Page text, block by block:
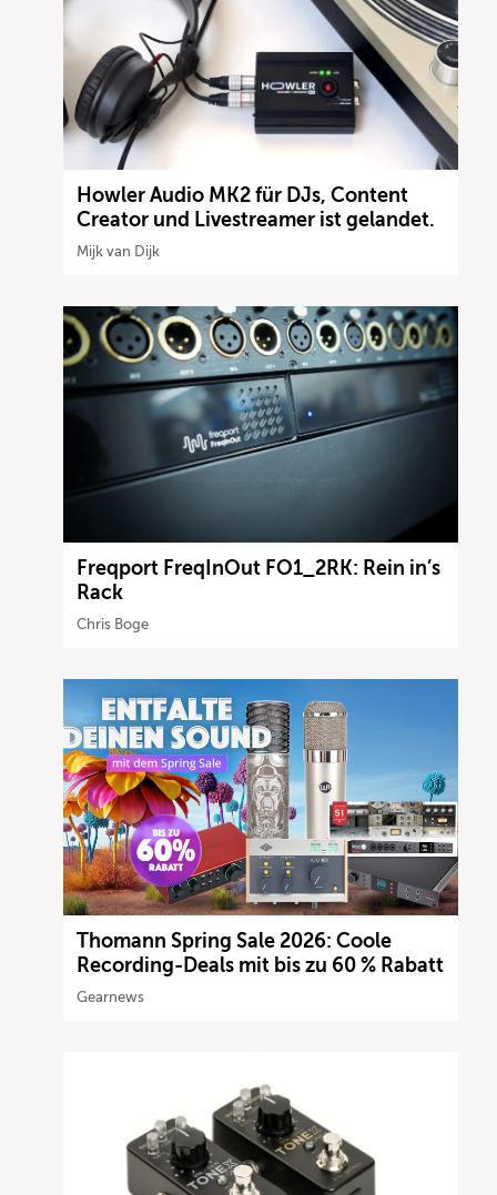
Howler Audio MK2 für DJs, Content
Creator und Livestreamer ist gelandet.
Mijk van Dijk
Freqport FreqInOut FO1_2RK: Rein in’s
Rack
Chris Boge
Thomann Spring Sale 2026: Coole
Recording-Deals mit bis zu 60 % Rabatt
Gearnews